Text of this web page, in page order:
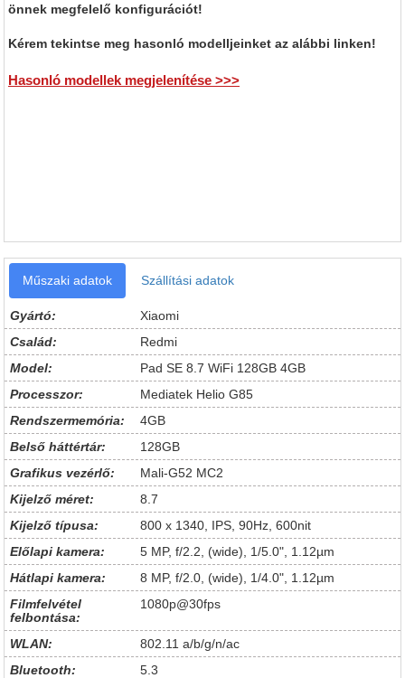
önnek megfelelő konfigurációt!
Kérem tekintse meg hasonló modelljeinket az alábbi linken!
Hasonló modellek megjelenítése >>>
Műszaki adatok Szállítási adatok
Gyártó:
Xiaomi
Család:
Redmi
Model:
Pad SE 8.7 WiFi 128GB 4GB
Processzor:
Mediatek Helio G85
Rendszermemória:
4GB
Belső háttértár:
128GB
Grafikus vezérlő:
Mali-G52 MC2
Kijelző méret:
8.7
Kijelző típusa:
800 x 1340, IPS, 90Hz, 600nit
Előlapi kamera:
5 MP, f/2.2, (wide), 1/5.0", 1.12µm
Hátlapi kamera:
8 MP, f/2.0, (wide), 1/4.0", 1.12µm
Filmfelvétel
felbontása:
1080p@30fps
WLAN:
802.11 a/b/g/n/ac
Bluetooth:
5.3